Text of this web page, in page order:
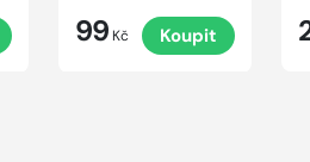
99 Kč Koupit